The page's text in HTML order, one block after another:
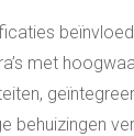
met
behuizingen